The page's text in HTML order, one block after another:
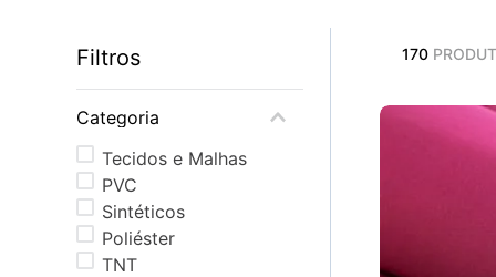
Filtros
Categoria
Tecidos e Malhas
PVC
Sintéticos
Poliéster
TNT
170